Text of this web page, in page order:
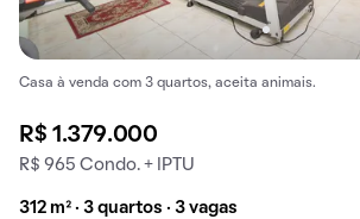
Casa à venda com 3 quartos, aceita animais.
R$ 1.379.000
R$ 965 Condo. + IPTU
312 m² · 3 quartos · 3 vagas